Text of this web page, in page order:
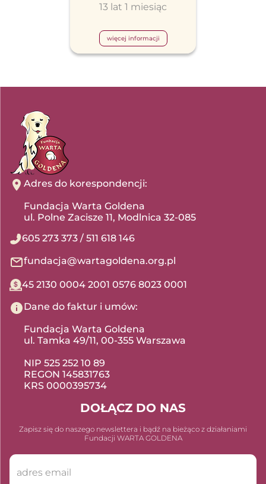
13 lat 1 miesiąc
więcej informacji
Adres do korespondencji:
Fundacja Warta Goldena
ul. Polne Zacisze 11, Modlnica 32-085
605 273 373 / 511 618 146
fundacja@wartagoldena.org.pl
45 2130 0004 2001 0576 8023 0001
Dane do faktur i umów:
Fundacja Warta Goldena
ul. Tamka 49/11, 00-355 Warszawa
NIP 525 252 10 89
REGON 145831763
KRS 0000395734
DOŁĄCZ DO NAS
Zapisz się do naszego newslettera i bądź na bieżąco z działaniami
Fundacji WARTA GOLDENA